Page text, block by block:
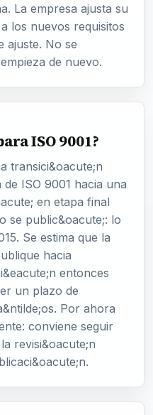
La empresa ajusta su
los nuevos requisitos
ajuste. No se
de nuevo.
ISO 9001?
transici&oacute;n
ISO 9001 hacia una
en etapa final
se public&oacute;: lo
Se estima que la
hacia
entonces
un plazo de
Por ahora
conviene seguir
revisi&oacute;n